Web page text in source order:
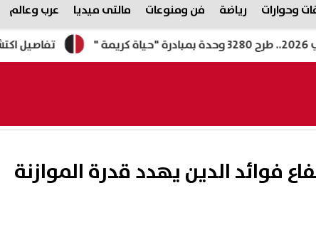
وحوارات رياضة فن ومنوعات مالتى ميديا عرب وعالم
تفاصيل اكتشاف أول
فوائد الدين يهدد قدرة الموازنة